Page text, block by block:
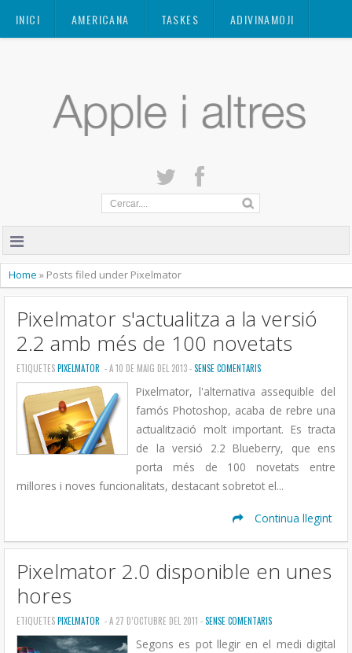
INICI AMERICANA TASKES ADIVINAMOJI
Home » Posts filed under Pixelmator
Pixelmator s'actualitza a la versió
2.2 amb més de 100 novetats
ETIQUETESPIXELMATOR - A 10 DE MAIG DEL 2013 -SENSE COMENTARIS
Pixelmator, l'alternativa assequible del
famós Photoshop, acaba de rebre una
actualització molt important. Es tracta
de la versió 2.2 Blueberry, que ens
porta més de 100 novetats entre
millores i noves funcionalitats, destacant sobretot el...
Continua llegint
Pixelmator 2.0 disponible en unes
hores
ETIQUETESPIXELMATOR - A 27 D’OCTUBRE DEL 2011 -SENSE COMENTARIS
Segons es pot llegir en el medi digital